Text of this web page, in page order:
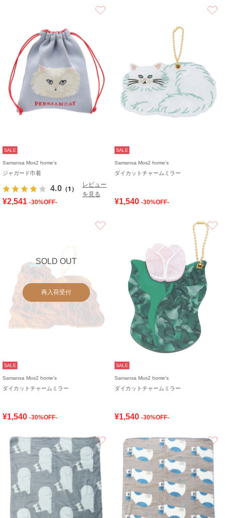
SALE
Samansa Mos2 home's
ジャガード巾着
4.0 （1）
レビュー
を見る
¥2,541 -30%OFF-
SALE
Samansa Mos2 home's
ダイカットチャームミラー
¥1,540 -30%OFF-
SOLD OUT
再入荷受付
SALE
Samansa Mos2 home's
ダイカットチャームミラー
¥1,540 -30%OFF-
SALE
Samansa Mos2 home's
ダイカットチャームミラー
¥1,540 -30%OFF-